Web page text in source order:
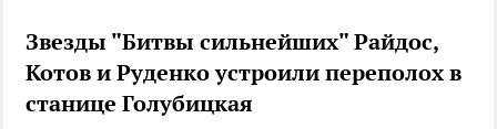
Звезды "Битвы сильнейших" Райдос,
Котов и Руденко устроили переполох в
станице Голубицкая